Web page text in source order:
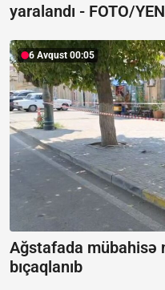
yaralandı - FOTO/
6 Avqust 00:05
Ağstafada mübahisə
bıçaqlanıb